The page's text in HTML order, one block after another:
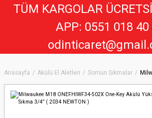
Anasayfa Akülü El Aletleri Somun Sıkmalar
TÜM KARGOLAR
APP: 0551 018 40